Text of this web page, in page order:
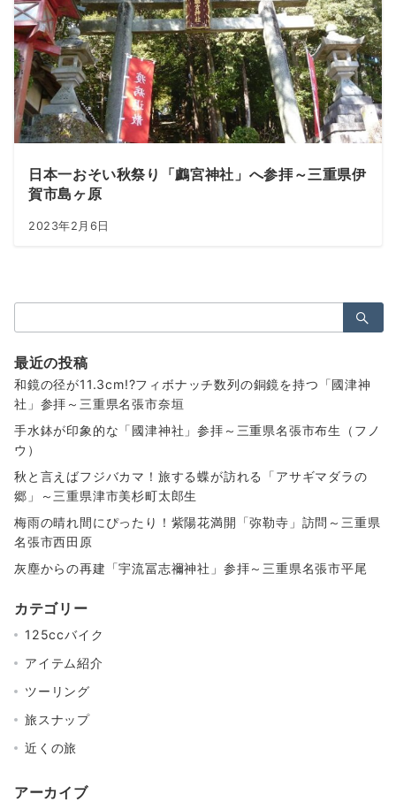
日本一おそい秋祭り「鸕宮神社」へ参拝～三重県伊
賀市島ヶ原
2023年2月6日
索：
最近の投稿
和鏡の径が11.3cm!?フィボナッチ数列の銅鏡を持つ「國津神
社」参拝～三重県名張市奈垣
手水鉢が印象的な「國津神社」参拝～三重県名張市布生（フノ
ウ）
秋と言えばフジバカマ！旅する蝶が訪れる「アサギマダラの
郷」～三重県津市美杉町太郎生
梅雨の晴れ間にぴったり！紫陽花満開「弥勒寺」訪問～三重県
名張市西田原
灰塵からの再建「宇流冨志禰神社」参拝～三重県名張市平尾
カテゴリー
125ccバイク
アイテム紹介
ツーリング
旅スナップ
近くの旅
アーカイブ